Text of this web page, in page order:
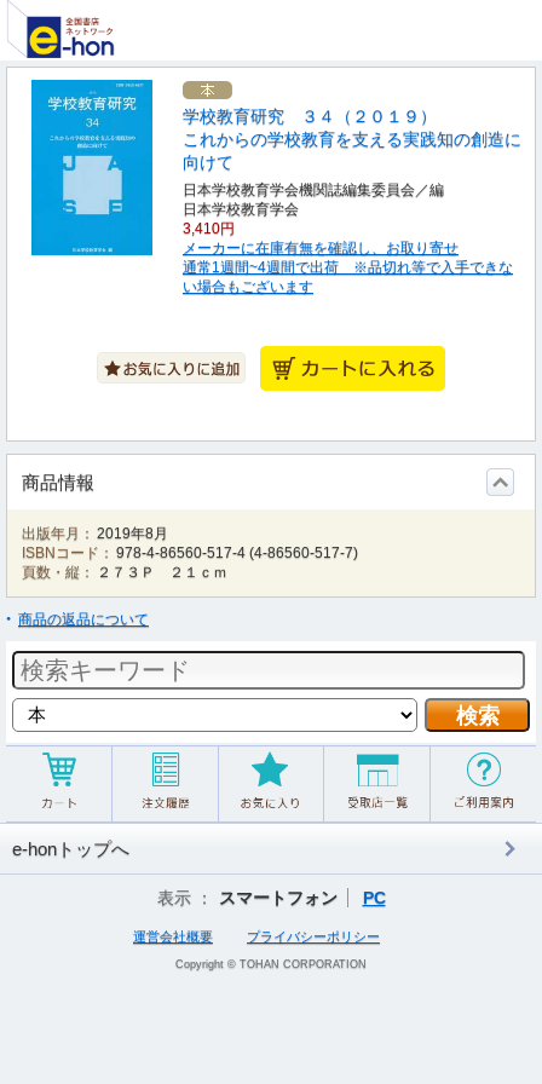
学校教育研究 ３４（２０１９）
これからの学校教育を支える実践知の創造に
向けて
日本学校教育学会機関誌編集委員会／編
日本学校教育学会
3,410円
メーカーに在庫有無を確認し、お取り寄せ
通常1週間~4週間で出荷 ※品切れ等で入手できな
い場合もございます
商品情報
出版年月： 2019年8月
ISBNコード： 978-4-86560-517-4 (4-86560-517-7)
頁数・縦：
２７３Ｐ ２１ｃｍ
商品の返品について
e-honトップへ
表示 ： スマートフォン PC
運営会社概要 プライバシーポリシー
Copyright © TOHAN CORPORATION